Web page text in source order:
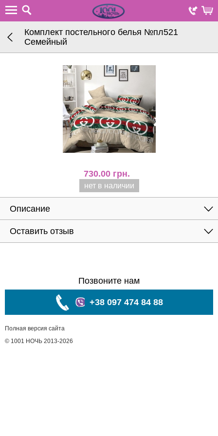
Комплект постельного белья №пл521
Семейный
730.00 грн.
нет в наличии
Описание
Оставить отзыв
Позвоните нам
+38 097 474 84 88
Полная версия сайта
© 1001 НОЧЬ 2013-2026